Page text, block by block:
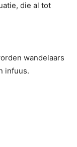
die al tot
wandelaars
infuus.